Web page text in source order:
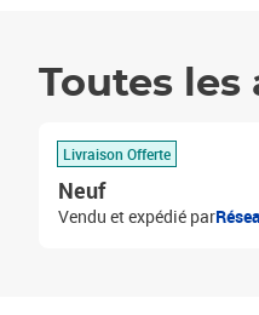
Toutes
Livraison Offerte
Neuf
Vendu et expédié par